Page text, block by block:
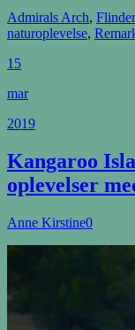
Admirals Arch,
naturoplevelse,
15
mar
2019
Kangaroo
oplevelser
Anne Kirstine0